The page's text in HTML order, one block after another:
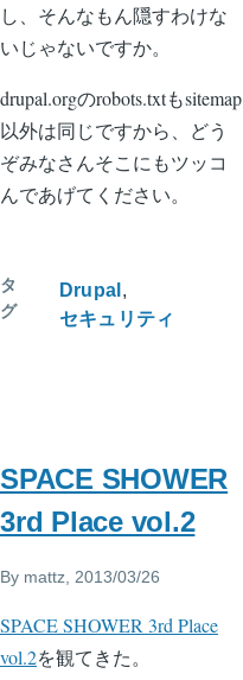
し、そんなもん隠すわけな
いじゃないですか。
drupal.orgのrobots.txtもsitemap
以外は同じですから、どう
ぞみなさんそこにもツッコ
んであげてください。
タ
グ
Drupal
セキュリティ
SPACE SHOWER
3rd Place vol.2
By mattz, 2013/03/26
SPACE SHOWER 3rd Place
vol.2を観てきた。